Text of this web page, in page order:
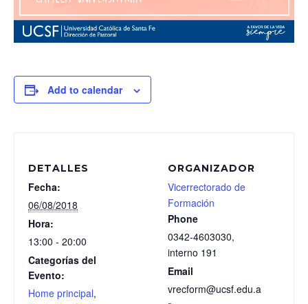
Add to calendar
DETALLES
Fecha:
06/08/2018
Hora:
13:00 - 20:00
Categorías del
Evento:
Home principal,
ORGANIZADOR
Vicerrectorado de
Formación
Phone
0342-4603030,
interno 191
Email
vrecform@ucsf.edu.a